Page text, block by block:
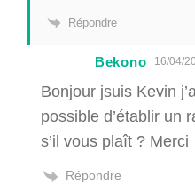
Répondre
Bekono 16/04/
Bonjour jsuis Kevin
possible d’établir un
s’il vous plaît ? Merci
Répondre